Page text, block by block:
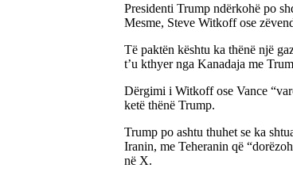
Presidenti Trump ndërkohë po
Mesme, Steve Witkoff ose
Të paktën kështu ka thënë një
t’u kthyer nga Kanadaja me
Dërgimi i Witkoff ose Vance
ketë thënë Trump.
Trump po ashtu thuhet se ka
Iranin, me Teheranin që
në X.